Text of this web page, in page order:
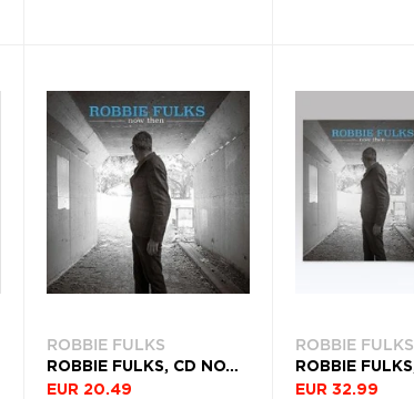
ROBBIE FULKS
ROBBIE FULKS, CD NOW THEN
EUR 20.49
ROBBIE FULKS
EUR 32.99